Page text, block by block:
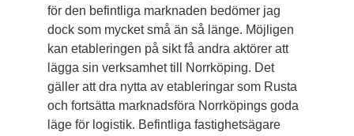
för den befintliga marknaden bedömer jag
dock som mycket små än så länge. Möjligen
kan etableringen på sikt få andra aktörer att
lägga sin verksamhet till Norrköping. Det
gäller att dra nytta av etableringar som Rusta
och fortsätta marknadsföra Norrköpings goda
läge för logistik. Befintliga fastig­hetsägare